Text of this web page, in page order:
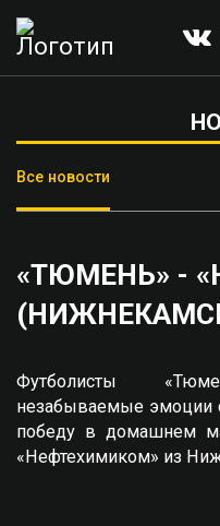
Все новости
«ТЮМЕНЬ» -
Футболисты
незабываемые эмоции
победу в домашнем
«Нефтехимиком» из